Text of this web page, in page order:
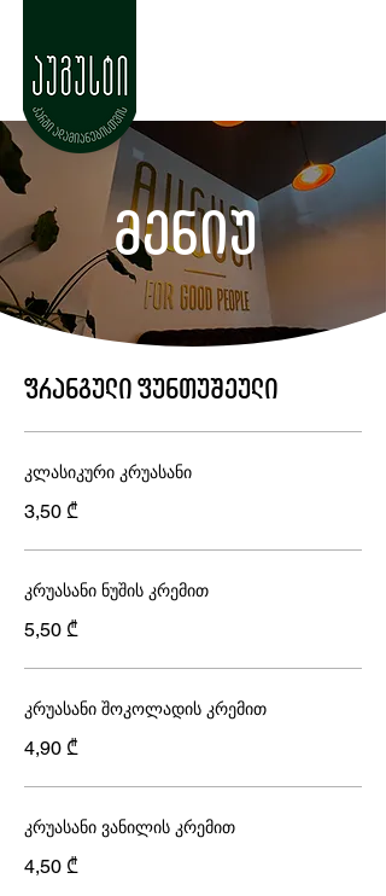
მენიუ
ფრანგული ფუნთუშეული
კლასიკური კრუასანი
3,50 ₾
კრუასანი ნუშის კრემით
5,50 ₾
კრუასანი შოკოლადის კრემით
4,90 ₾
კრუასანი ვანილის კრემით
4,50 ₾